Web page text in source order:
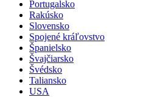
Portugalsko
Rakúsko
Slovensko
Spojené kráľovstvo
Španielsko
Švajčiarsko
Švédsko
Taliansko
USA